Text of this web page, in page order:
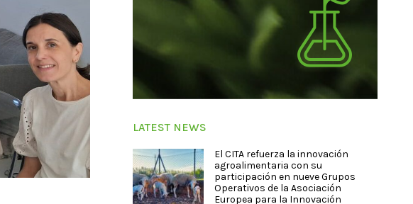
LATEST NEWS
El CITA refuerza la innovación
agroalimentaria con su
participación en nueve Grupos
Operativos de la Asociación
Europea para la Innovación